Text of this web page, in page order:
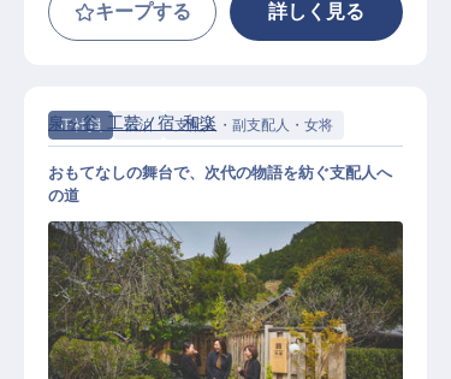
キープする 詳しく見る
正社員 宿泊 支配人・副支配人・女将
泉ヶ谷 工芸ノ宿 和楽
おもてなしの舞台で、次代の物語を紡ぐ支配人へ
の道